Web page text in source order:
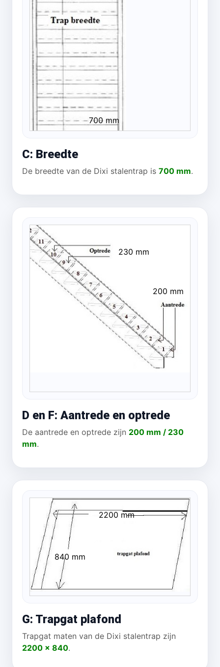
700 mm
C: Breedte
De breedte van de Dixi stalentrap is 700 mm.
230 mm
200 mm
D en F: Aantrede en optrede
De aantrede en optrede zijn 200 mm / 230
mm.
2200 mm
840 mm
G: Trapgat plafond
Trapgat maten van de Dixi stalentrap zijn
2200 x 840.